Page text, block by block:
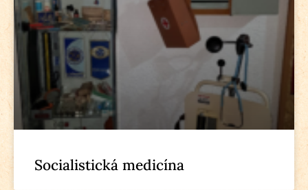
Socialistická medicína